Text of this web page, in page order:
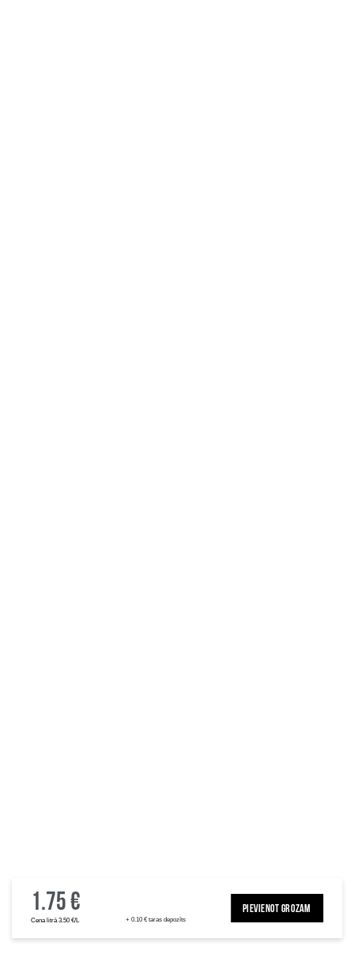
1.75 €
Cena litrā 3.50 €/L + 0.10 € taras depozīts
PIEVIENOT GROZAM